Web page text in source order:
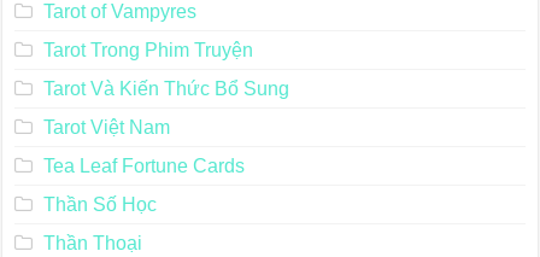
Tarot of Vampyres
Tarot Trong Phim Truyện
Tarot Và Kiến Thức Bổ Sung
Tarot Việt Nam
Tea Leaf Fortune Cards
Thần Số Học
Thần Thoại